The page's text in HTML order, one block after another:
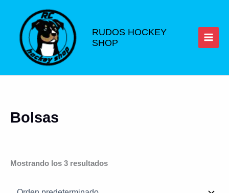
contenido
RUDOS HOCKEY
SHOP
Bolsas
Mostrando los 3 resultados